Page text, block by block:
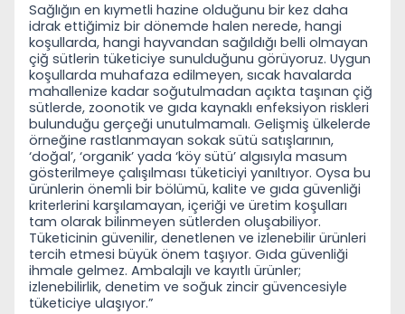
Sağlığın en kıymetli hazine olduğunu bir kez daha
idrak ettiğimiz bir dönemde halen nerede, hangi
koşullarda, hangi hayvandan sağıldığı belli olmayan
çiğ sütlerin tüketiciye sunulduğunu görüyoruz. Uygun
koşullarda muhafaza edilmeyen, sıcak havalarda
mahallenize kadar soğutulmadan açıkta taşınan çiğ
sütlerde, zoonotik ve gıda kaynaklı enfeksiyon riskleri
bulunduğu gerçeği unutulmamalı. Gelişmiş ülkelerde
örneğine rastlanmayan sokak sütü satışlarının,
‘doğal’, ‘organik’ yada ‘köy sütü’ algısıyla masum
gösterilmeye çalışılması tüketiciyi yanıltıyor. Oysa bu
ürünlerin önemli bir bölümü, kalite ve gıda güvenliği
kriterlerini karşılamayan, içeriği ve üretim koşulları
tam olarak bilinmeyen sütlerden oluşabiliyor.
Tüketicinin güvenilir, denetlenen ve izlenebilir ürünleri
tercih etmesi büyük önem taşıyor. Gıda güvenliği
ihmale gelmez. Ambalajlı ve kayıtlı ürünler;
izlenebilirlik, denetim ve soğuk zincir güvencesiyle
tüketiciye ulaşıyor.”